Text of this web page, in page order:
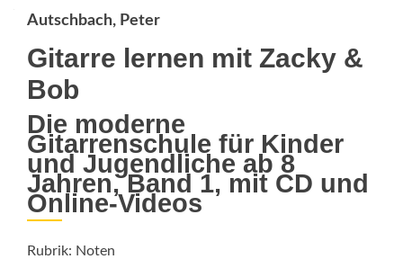
Autschbach, Peter
Gitarre lernen mit Zacky &
Bob
Die moderne
Gitarrenschule für Kinder
und Jugendliche ab 8
Jahren, Band 1, mit CD und
Online-Videos
Rubrik: Noten